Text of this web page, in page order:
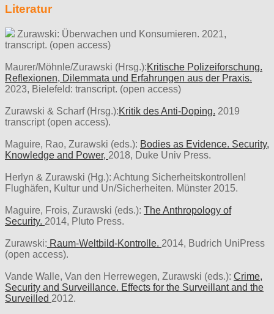
Literatur
Zurawski: Überwachen und Konsumieren. 2021,
transcript. (open access)
Maurer/Möhnle/Zurawski (Hrsg.):Kritische Polizeiforschung.
Reflexionen, Dilemmata und Erfahrungen aus der Praxis.
2023, Bielefeld: transcript. (open access)
Zurawski & Scharf (Hrsg.):Kritik des Anti-Doping. 2019
transcript (open access).
Maguire, Rao, Zurawski (eds.): Bodies as Evidence. Security,
Knowledge and Power, 2018, Duke Univ Press.
Herlyn & Zurawski (Hg.): Achtung Sicherheitskontrollen!
Flughäfen, Kultur und Un/Sicherheiten. Münster 2015.
Maguire, Frois, Zurawski (eds.): The Anthropology of
Security. 2014, Pluto Press.
Zurawski: Raum-Weltbild-Kontrolle. 2014, Budrich UniPress
(open access).
Vande Walle, Van den Herrewegen, Zurawski (eds.): Crime,
Security and Surveillance. Effects for the Surveillant and the
Surveilled 2012.